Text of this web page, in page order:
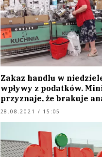
Zakaz handlu w
wpływy z podatków.
przyznaje, że brakuje
28.08.2021 / 15:05